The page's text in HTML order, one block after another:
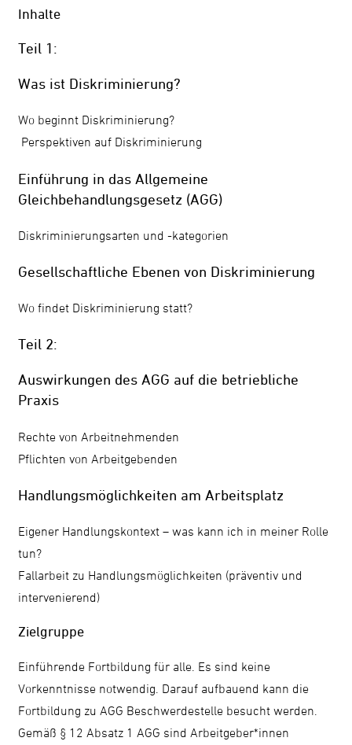
Inhalte
Teil 1:
Was ist Diskriminierung?
Wo beginnt Diskriminierung?
Perspektiven auf Diskriminierung
Einführung in das Allgemeine
Gleichbehandlungsgesetz (AGG)
Diskriminierungsarten und -kategorien
Gesellschaftliche Ebenen von Diskriminierung
Wo findet Diskriminierung statt?
Teil 2:
Auswirkungen des AGG auf die betriebliche
Praxis
Rechte von Arbeitnehmenden
Pflichten von Arbeitgebenden
Handlungsmöglichkeiten am Arbeitsplatz
Eigener Handlungskontext – was kann ich in meiner Rolle
tun?
Fallarbeit zu Handlungsmöglichkeiten (präventiv und
intervenierend)
Zielgruppe
Einführende Fortbildung für alle. Es sind keine
Vorkenntnisse notwendig. Darauf aufbauend kann die
Fortbildung zu AGG Beschwerdestelle besucht werden.
Gemäß § 12 Absatz 1 AGG sind Arbeitgeber*innen